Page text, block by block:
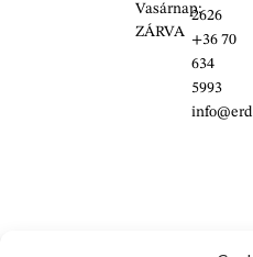
2626
+36 70
634
5993
Vasárnap:
ZÁRVA